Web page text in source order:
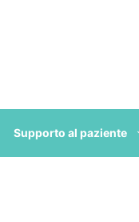
Supporto al paziente